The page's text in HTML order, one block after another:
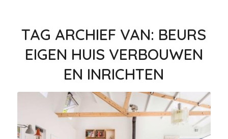
TAG ARCHIEF VAN: BEURS
EIGEN HUIS VERBOUWEN
EN INRICHTEN